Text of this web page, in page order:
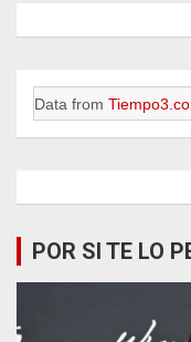
Data from
POR SI TE LO